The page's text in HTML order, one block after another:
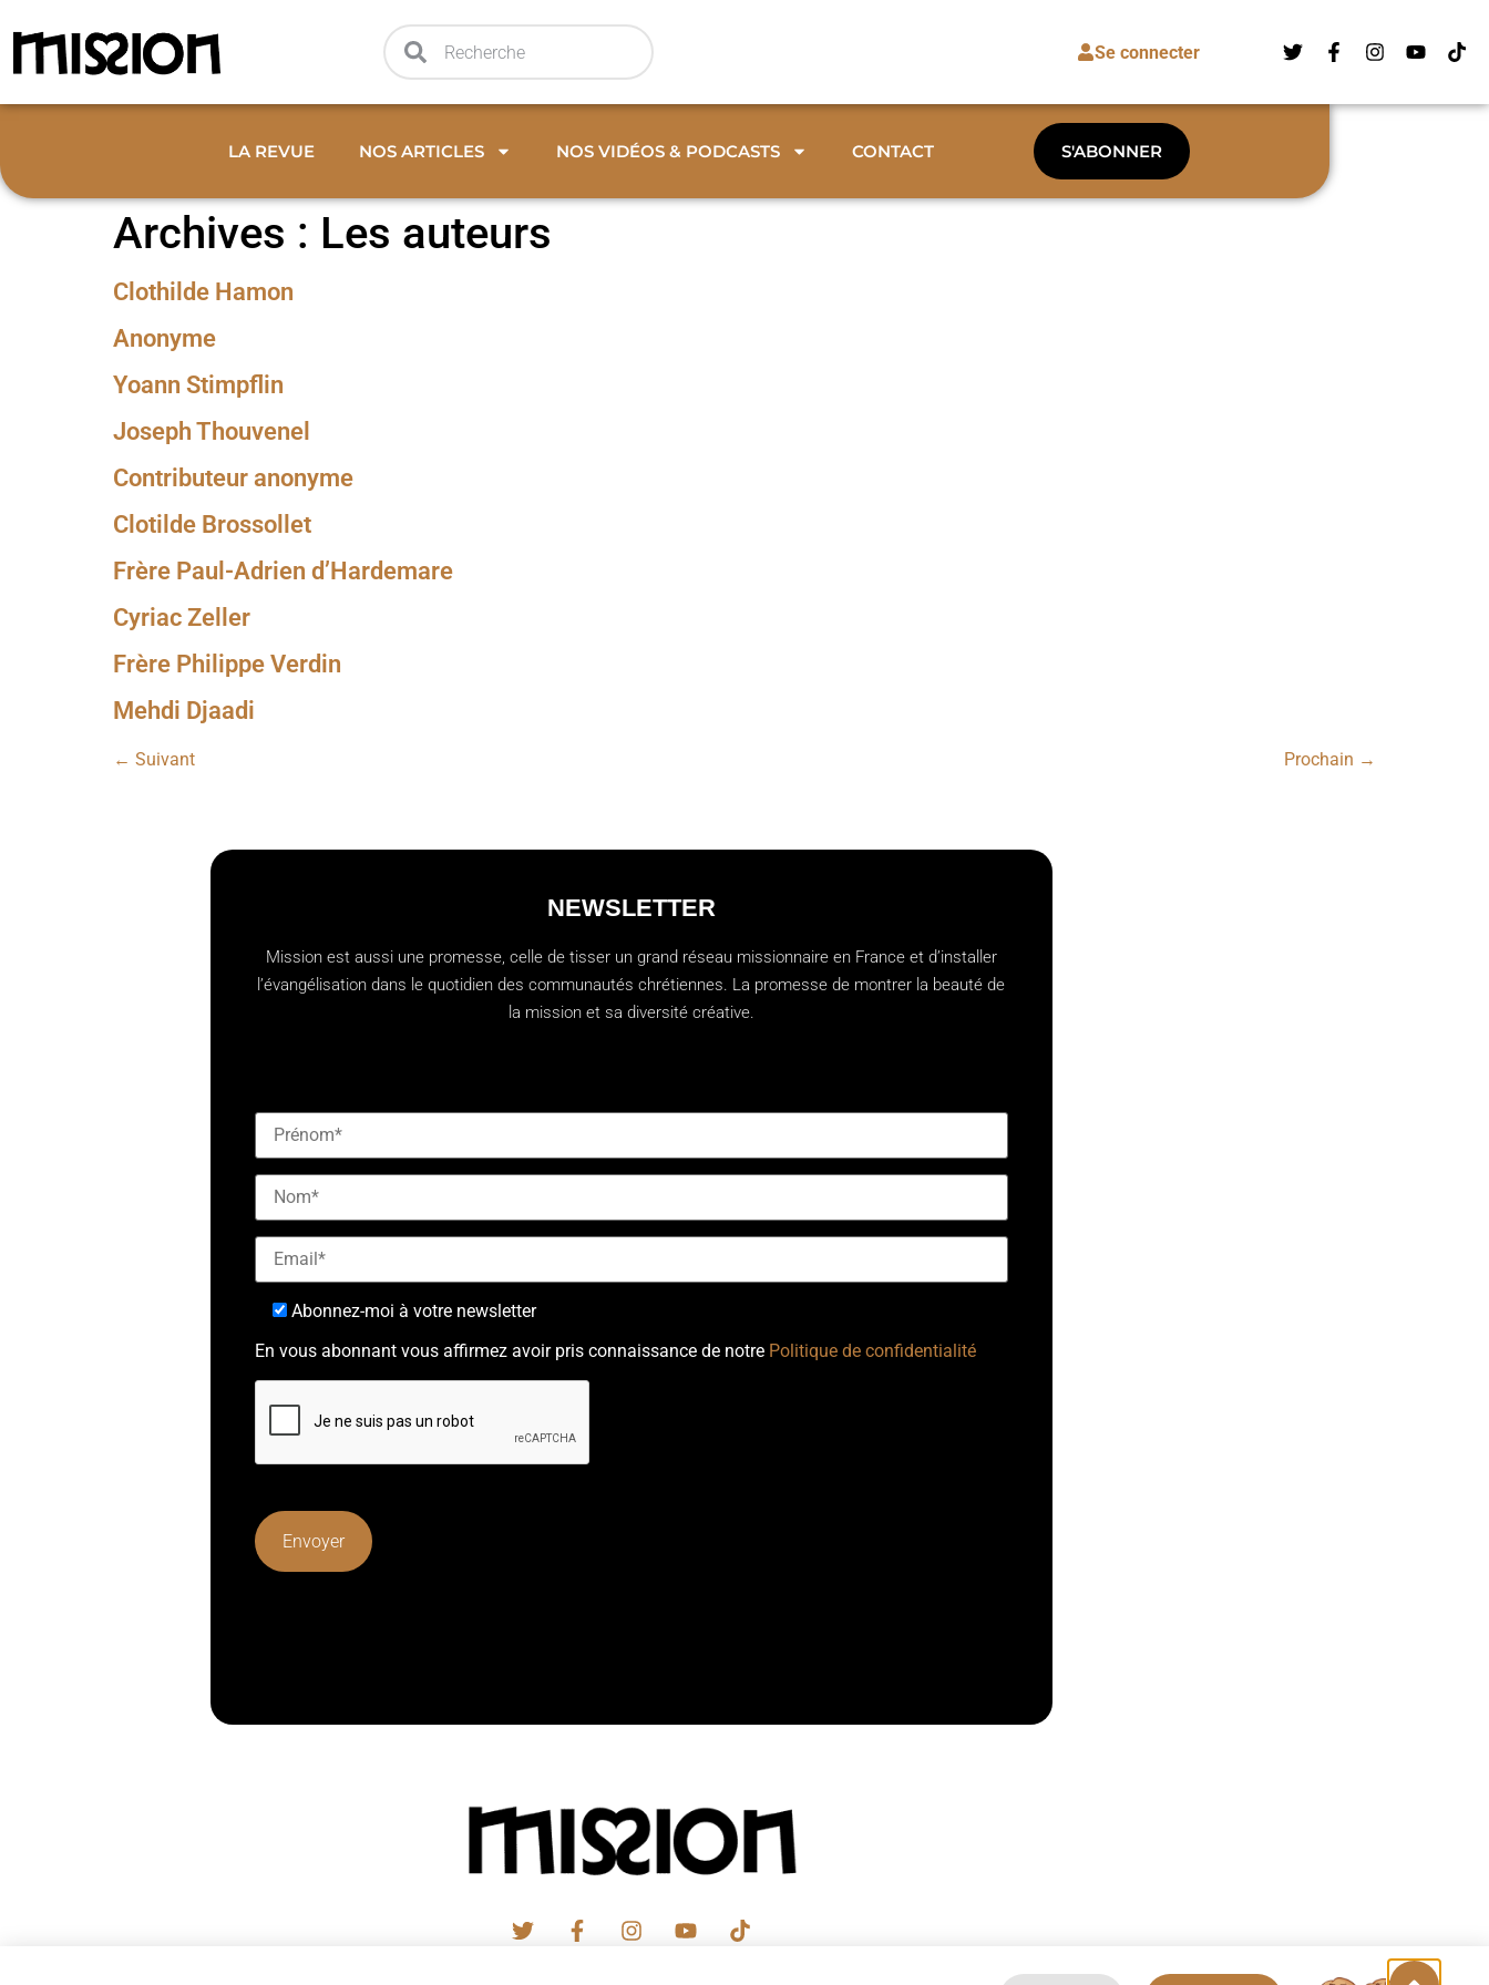
Se connecter
LA REVUE NOS ARTICLES NOS VIDÉOS & PODCASTS CONTACT S'ABONNER
Archives : Les auteurs
Clothilde Hamon
Anonyme
Yoann Stimpflin
Joseph Thouvenel
Contributeur anonyme
Clotilde Brossollet
Frère Paul-Adrien d’Hardemare
Cyriac Zeller
Frère Philippe Verdin
Mehdi Djaadi
← Suivant Prochain →
NEWSLETTER
Mission est aussi une promesse, celle de tisser un grand réseau missionnaire en France et d’installer
l’évangélisation dans le quotidien des communautés chrétiennes. La promesse de montrer la beauté de
la mission et sa diversité créative.
Abonnez-moi à votre newsletter
En vous abonnant vous affirmez avoir pris connaissance de notre Politique de confidentialité